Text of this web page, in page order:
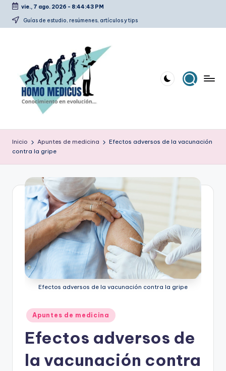
Saltar
vie., 7 ago. 2026 - 8:44:43 PM
Guías de estudio, resúmenes, artículos y tips
o
m
m
ic
estudio,
Inicio Apuntes de medicina
Efectos adversos de la vacunación
contra la gripe
Efectos adversos de la vacunación contra la gripe
Publicado
en
Apuntes de medicina
Efectos adversos de
la vacunación contra